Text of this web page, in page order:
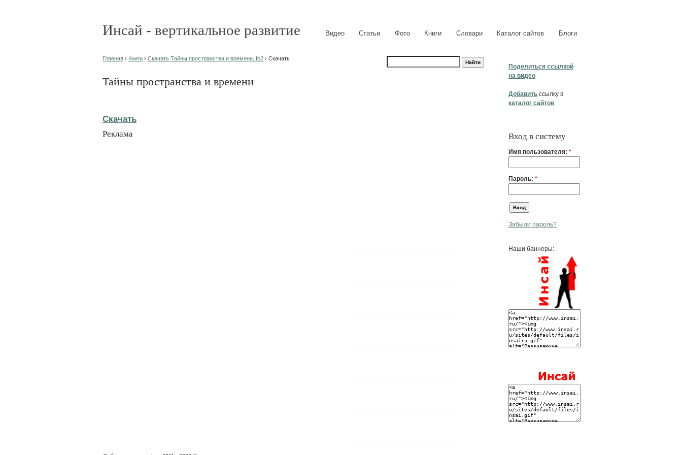
Инсай - вертикальное развитие Видео Статьи Фото Книги Словари Каталог сайтов Блоги
Поделиться ссылкой
на видео
Добавить ссылку в
каталог сайтов
Вход в систему
Имя пользователя: *
Пароль: *
Забыли пароль?
Наши баннеры:
Главная › Книги › Скачать Тайны пространства и времени, fb2 › Скачать
Тайны пространства и времени
Скачать
Реклама